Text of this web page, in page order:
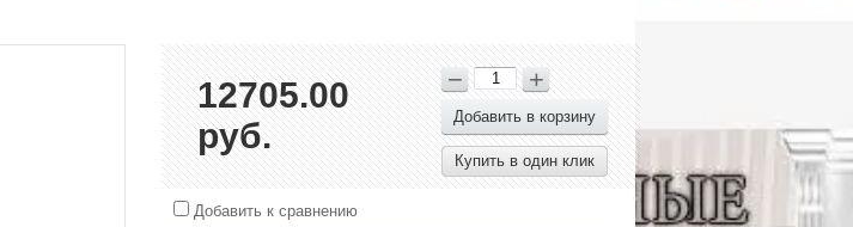
12705.00
руб.
− +
Добавить в корзину
Купить в один клик
Добавить к сравнению